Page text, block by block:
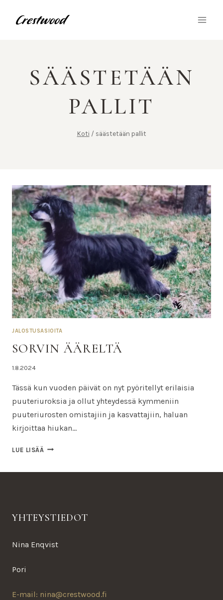
sisältöön
SÄÄSTETÄÄN
PALLIT
Koti / säästetään pallit
JALOSTUSASIOITA
SORVIN ÄÄRELTÄ
Tekijä
1.8.2024
Tässä kun vuoden päivät on nyt pyöritellyt erilaisia
puuteriuroksia ja ollut yhteydessä kymmeniin
puuteriurosten omistajiin ja kasvattajiin, haluan
kirjoittaa hiukan…
LUE LISÄÄ SORVIN
YHTEYSTIEDOT
Nina Enqvist
Pori
E-mail: nina@crestwood.fi